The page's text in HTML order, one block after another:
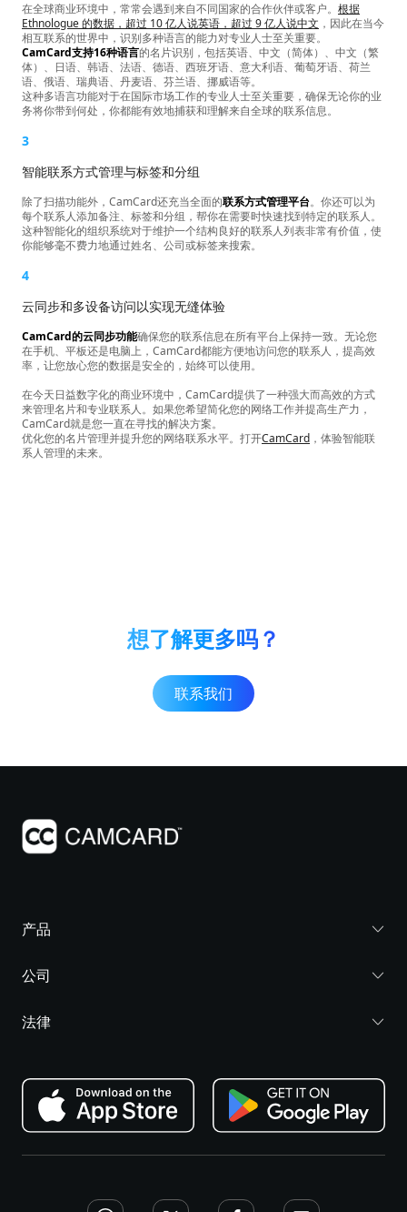
在全球商业环境中，常常会遇到来自不同国家的合作伙伴或客户。 根据
Ethnologue 的数据，超过 10 亿人说英语，超过 9 亿人说中文 ，因此在当今
相互联系的世界中，识别多种语言的能力对专业人士至关重要。
CamCard支持16种语言的名片识别，包括英语、中文（简体）、中文（繁
体）、日语、韩语、法语、德语、西班牙语、意大利语、葡萄牙语、荷兰
语、俄语、瑞典语、丹麦语、芬兰语、挪威语等。
这种多语言功能对于在国际市场工作的专业人士至关重要，确保无论你的业
务将你带到何处，你都能有效地捕获和理解来自全球的联系信息。
3
智能联系方式管理与标签和分组
除了扫描功能外，CamCard还充当全面的联系方式管理平台。你还可以为
每个联系人添加备注、标签和分组，帮你在需要时快速找到特定的联系人。
这种智能化的组织系统对于维护一个结构良好的联系人列表非常有价值，使
你能够毫不费力地通过姓名、公司或标签来搜索。
4
云同步和多设备访问以实现无缝体验
CamCard的云同步功能确保您的联系信息在所有平台上保持一致。无论您
在手机、平板还是电脑上，CamCard都能方便地访问您的联系人，提高效
率，让您放心您的数据是安全的，始终可以使用。
在今天日益数字化的商业环境中，CamCard提供了一种强大而高效的方式
来管理名片和专业联系人。如果您希望简化您的网络工作并提高生产力，
CamCard就是您一直在寻找的解决方案。
优化您的名片管理并提升您的网络联系水平。打开CamCard ，体验智能联
系人管理的未来。
想了解更多吗？
联系我们
产品
公司
法律